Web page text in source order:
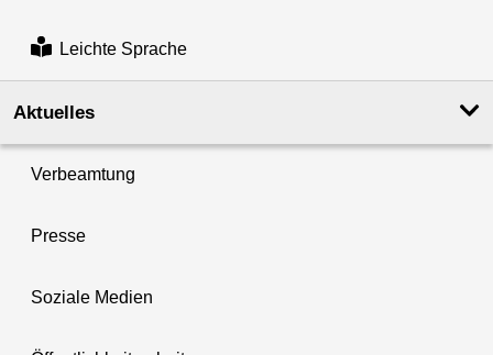
Leichte Sprache
Aktuelles
Verbeamtung
Presse
Soziale Medien